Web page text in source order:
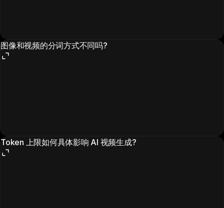
图像和视频的分词方式不同吗?
Token 上限如何具体影响 AI 视频生成?